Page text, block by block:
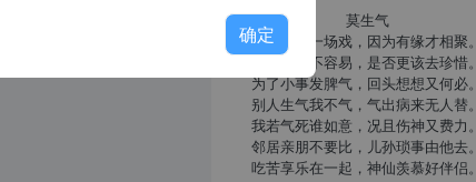
莫生气
人生就像一场戏，因为有缘才相聚。
相扶到老不容易，是否更该去珍惜。
为了小事发脾气，回头想想又何必。
别人生气我不气，气出病来无人替。
我若气死谁如意，况且伤神又费力。
邻居亲朋不要比，儿孙琐事由他去。
吃苦享乐在一起，神仙羡慕好伴侣。
确定